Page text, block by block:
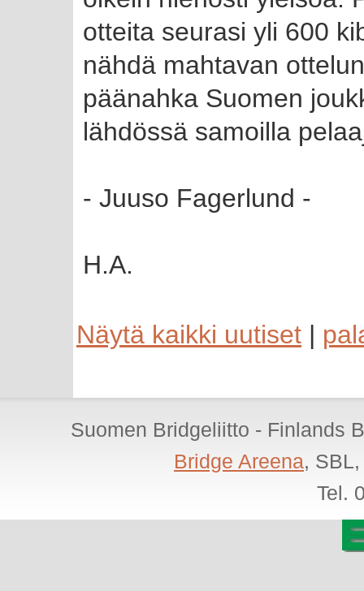
otteita seurasi yli 600
nähdä mahtavan
päänahka Suomen
lähdössä samoilla
- Juuso Fagerlund -
H.A.
Näytä kaikki uutiset |
Suomen Bridgeliitto - Finlands
Bridge Areena,
Tel.